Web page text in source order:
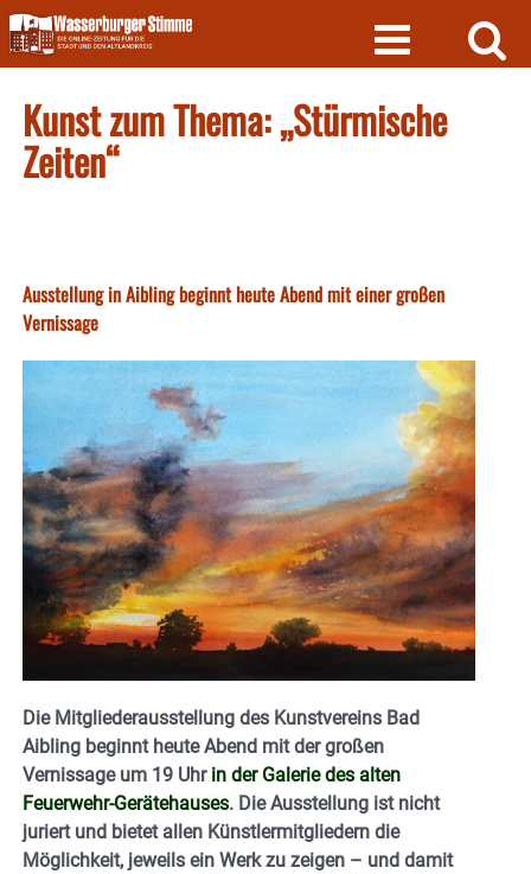
Skip
to
content
Kunst zum Thema: „Stürmische
Zeiten“
Ausstellung in Aibling beginnt heute Abend mit einer großen
Vernissage
Die Mitgliederausstellung des Kunstvereins Bad
Aibling beginnt heute Abend mit der großen
Vernissage um 19 Uhr in der Galerie des alten
Feuerwehr-Gerätehauses. Die Ausstellung ist nicht
juriert und bietet allen Künstlermitgliedern die
Möglichkeit, jeweils ein Werk zu zeigen – und damit